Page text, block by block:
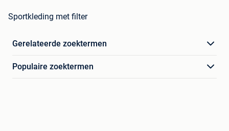
Sportkleding met filter
Gerelateerde zoektermen
Populaire zoektermen